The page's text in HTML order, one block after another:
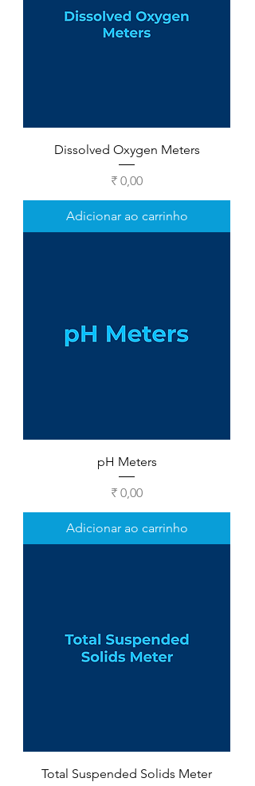
Dissolved Oxygen Meters
Preço
₹ 0,00
Adicionar ao carrinho
pH Meters
Preço
₹ 0,00
Adicionar ao carrinho
Total Suspended Solids Meter